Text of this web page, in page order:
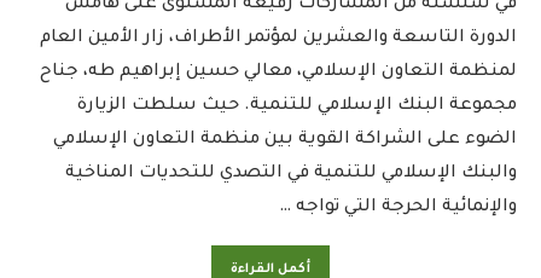
في سلسلة من المشاركات رفيعة المستوى على هامش
الدورة التاسعة والعشرين لمؤتمر الأطراف، زار الأمين العام
لمنظمة التعاون الإسلامي، معالي حسين إبراهيم طه، جناح
مجموعة البنك الإسلامي للتنمية. حيث سلطت الزيارة
الضوء على الشراكة القوية بين منظمة التعاون الإسلامي
والبنك الإسلامي للتنمية في التصدي للتحديات المناخية
والإنمائية الحرجة التي تواجه …
أكمل القراءة